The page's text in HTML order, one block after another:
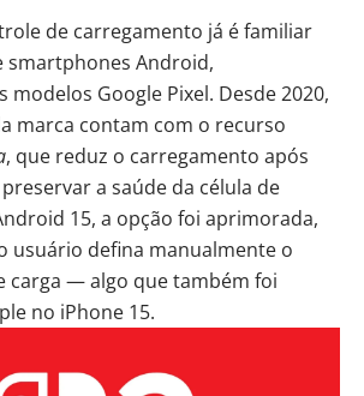
de carregamento já é familiar
smartphones Android,
modelos Google Pixel. Desde 2020,
marca contam com o recurso
, que reduz o carregamento após
a saúde da célula de
15, a opção foi aprimorada,
usuário defina manualmente o
carga — algo que também foi
no iPhone 15.